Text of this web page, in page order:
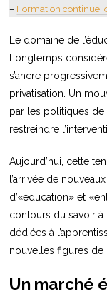
– Formation continue:
Le domaine de
Longtemps
s’ancre
privatisation. Un
par les politiques de
restreindre
Aujourd’hui, cette
l’arrivée de
d’«éducation» et
contours du savoir
dédiées à
nouvelles figures de
Un marché